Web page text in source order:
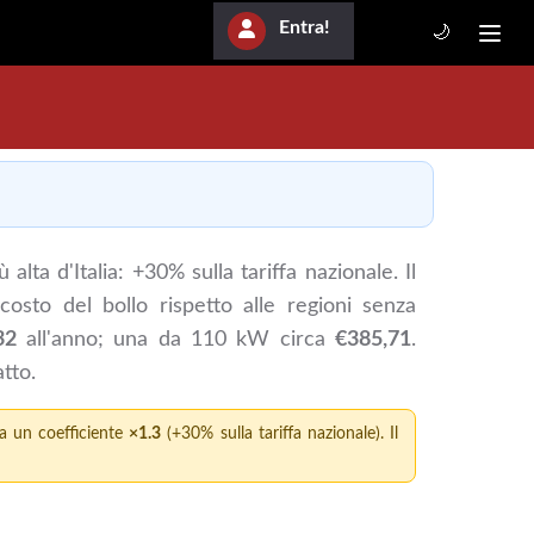
Entra! 🌙
alta d'Italia: +30% sulla tariffa nazionale. Il
del bollo rispetto alle regioni senza
all'anno; una da 110 kW circa €385,71.
un coefficiente ×1.3 (+30% sulla tariffa nazionale). Il